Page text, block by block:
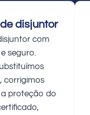
disjuntor
com
seguro.
corrigimos
proteção do